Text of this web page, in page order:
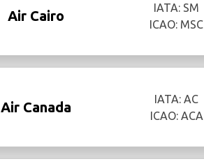
Air Cairo
IATA: SM
ICAO: MSC
Air Canada
IATA: AC
ICAO: ACA